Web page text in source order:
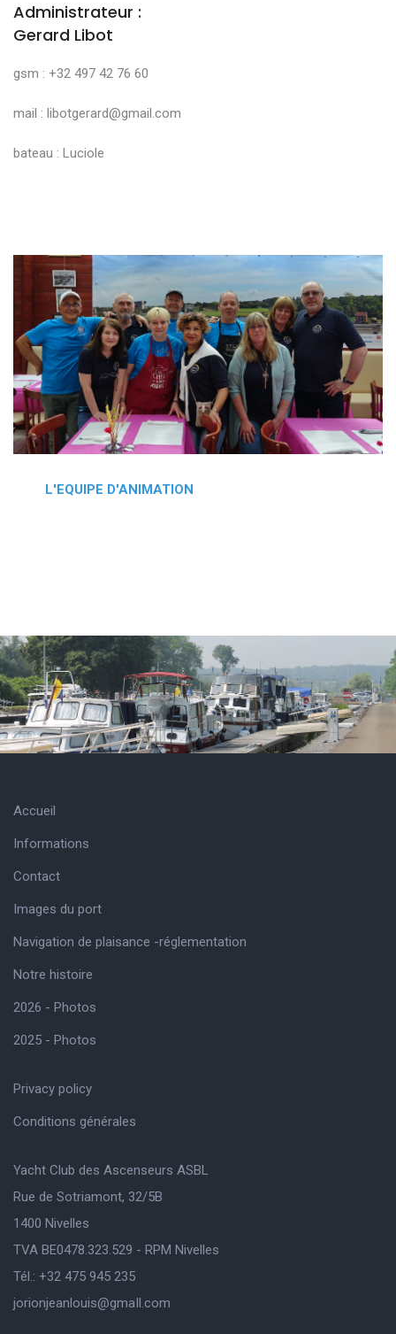
Administrateur :
Gerard Libot
gsm : +32 497 42 76 60
mail : libotgerard@gmail.com
bateau : Luciole
L'EQUIPE D'ANIMATION
Accueil
Informations
Contact
Images du port
Navigation de plaisance -réglementation
Notre histoire
2026 - Photos
2025 - Photos
Privacy policy
Conditions générales
Yacht Club des Ascenseurs ASBL
Rue de Sotriamont, 32/5B
1400 Nivelles
TVA BE0478.323.529 - RPM Nivelles
Tél.: +32 475 945 235
jorionjeanlouis@gmaIl.com